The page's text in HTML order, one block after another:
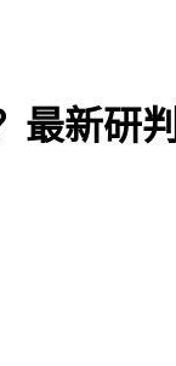
最新研判